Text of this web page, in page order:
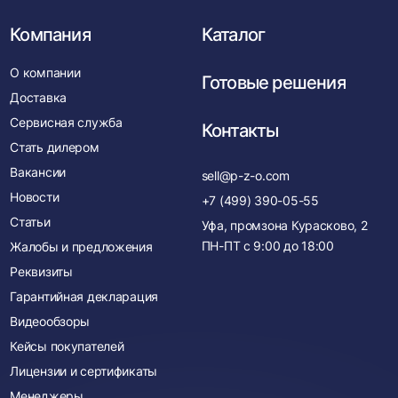
Компания
О компании
Доставка
Сервисная служба
Стать дилером
Вакансии
Новости
Статьи
Жалобы и предложения
Реквизиты
Гарантийная декларация
Видеообзоры
Кейсы покупателей
Лицензии и сертификаты
Каталог
Готовые решения
Контакты
sell@p-z-o.com
+7 (499) 390-05-55
Уфа, промзона Курасково, 2
ПН-ПТ с 9:00 до 18:00